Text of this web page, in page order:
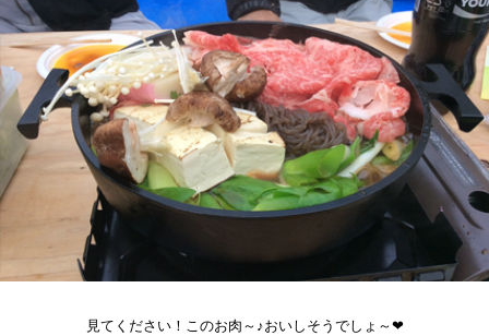
見てください！このお肉～♪おいしそうでしょ～❤